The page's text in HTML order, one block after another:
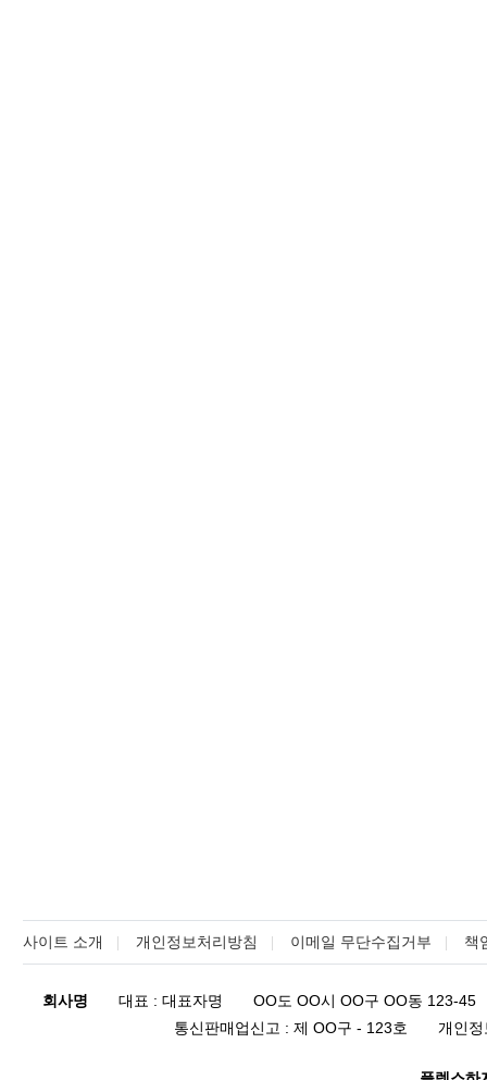
사이트 소개 개인정보처리방침 이메일 무단수집거부 책
회사명 대표 : 대표자명
OO도 OO시 OO구 OO동 123-45
통신판매업신고 : 제 OO구 - 123호
개인